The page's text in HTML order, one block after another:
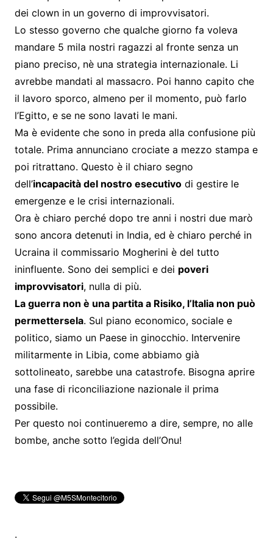
dei clown in un governo di improvvisatori.
Lo stesso governo che qualche giorno fa voleva
mandare 5 mila nostri ragazzi al fronte senza un
piano preciso, nè una strategia internazionale. Li
avrebbe mandati al massacro. Poi hanno capito che
il lavoro sporco, almeno per il momento, può farlo
l’Egitto, e se ne sono lavati le mani.
Ma è evidente che sono in preda alla confusione più
totale. Prima annunciano crociate a mezzo stampa e
poi ritrattano. Questo è il chiaro segno
dell’incapacità del nostro esecutivodi gestire le
emergenze e le crisi internazionali.
Ora è chiaro perché dopo tre anni i nostri due marò
sono ancora detenuti in India, ed è chiaro perché in
Ucraina il commissario Mogherini è del tutto
ininfluente. Sono dei semplici e dei poveri
improvvisatori, nulla di più.
La guerra non è una partita a Risiko, l’Italia non può
permettersela. Sul piano economico, sociale e
politico, siamo un Paese in ginocchio. Intervenire
militarmente in Libia, come abbiamo già
sottolineato, sarebbe una catastrofe. Bisogna aprire
una fase di riconciliazione nazionale il prima
possibile.
Per questo noi continueremo a dire, sempre, no alle
bombe, anche sotto l’egida dell’Onu!
.